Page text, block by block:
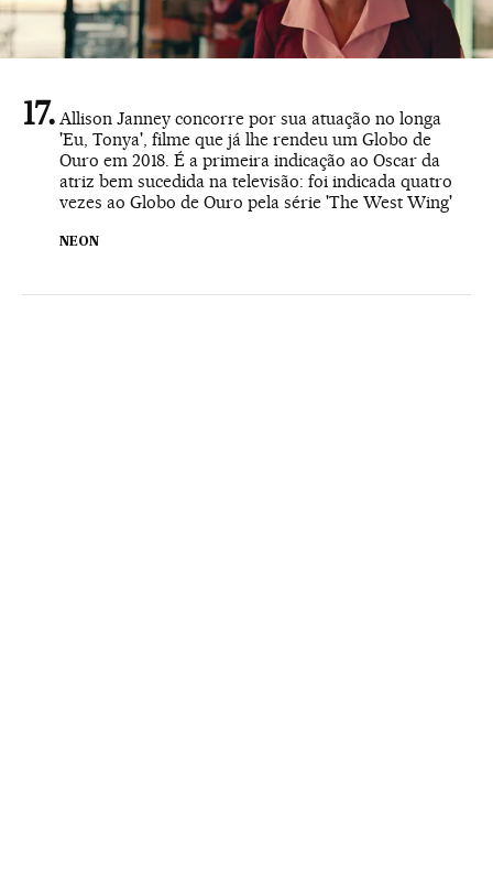
Allison Janney concorre por sua atuação no longa
'Eu, Tonya', filme que já lhe rendeu um Globo de
Ouro em 2018. É a primeira indicação ao Oscar da
atriz bem sucedida na televisão: foi indicada quatro
vezes ao Globo de Ouro pela série 'The West Wing'
NEON